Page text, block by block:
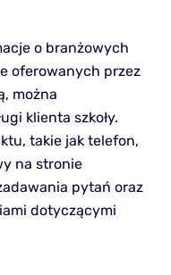
o branżowych
oferowanych przez
można
klienta szkoły.
takie jak telefon,
na stronie
pytań oraz
dotyczącymi